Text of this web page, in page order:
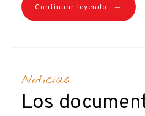
Continuar leyendo →
Noticias
Los